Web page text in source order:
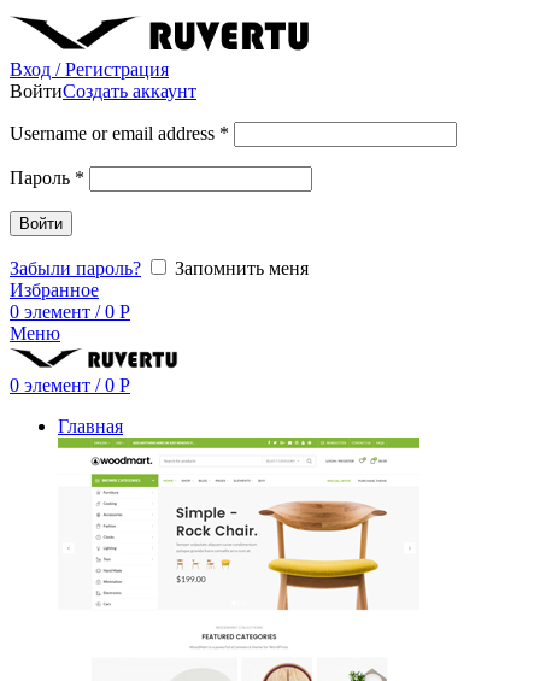
Вход / Регистрация
ВойтиСоздать аккаунт
Username or email address *
Пароль *
Войти
Забыли пароль?
Запомнить меня
Избранное
0 элемент / 0 Р
Меню
0 элемент / 0 Р
Главная